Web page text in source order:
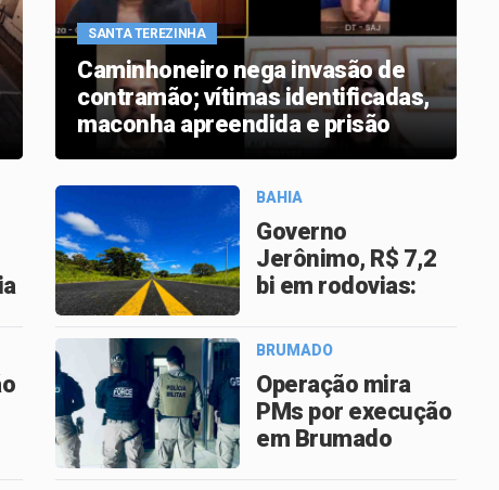
SANTA TEREZINHA
Caminhoneiro nega invasão de
contramão; vítimas identificadas,
maconha apreendida e prisão
decretada
BAHIA
Governo
Jerônimo, R$ 7,2
bi em rodovias:
infraestrutura da
Bahia em 30 anos
BRUMADO
Operação mira
PMs por execução
em Brumado